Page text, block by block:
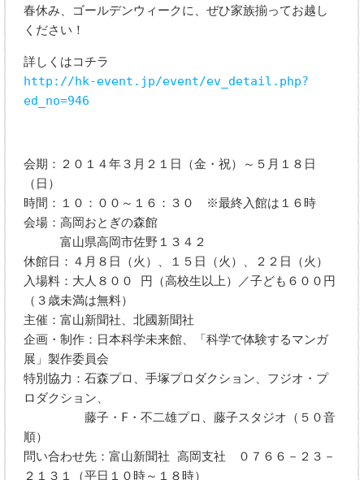
春休み、ゴールデンウィークに、ぜひ家族揃ってお越し
ください！
詳しくはコチラ
http://hk-event.jp/event/ev_detail.php?
ed_no=946
会期：２０１４年３月２１日（金・祝）～５月１８日
（日）
時間：１０：００～１６：３０ ※最終入館は１６時
会場：高岡おとぎの森館
富山県高岡市佐野１３４２
休館日：４月８日（火）、１５日（火）、２２日（火）
入場料：大人８００ 円（高校生以上）／子ども６００円
（３歳未満は無料）
主催：富山新聞社、北國新聞社
企画・制作：日本科学未来館、「科学で体験するマンガ
展」製作委員会
特別協力：石森プロ、手塚プロダクション、フジオ・プ
ロダクション、
藤子・F・不二雄プロ、藤子スタジオ（５０音
順）
問い合わせ先：富山新聞社 高岡支社 ０７６６－２３－
２１３１（平日１０時～１８時）